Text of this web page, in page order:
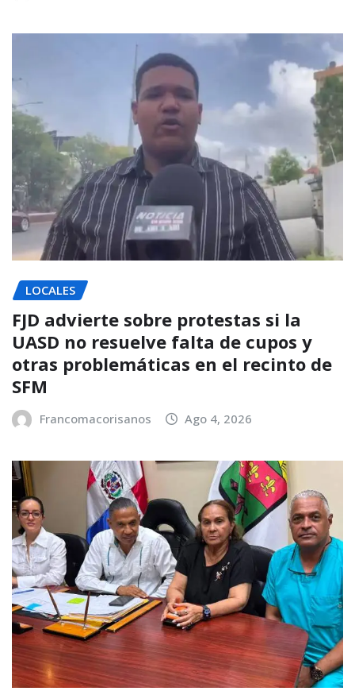
LOCALES
FJD advierte sobre protestas si la
UASD no resuelve falta de cupos y
otras problemáticas en el recinto de
SFM
Francomacorisanos Ago 4, 2026